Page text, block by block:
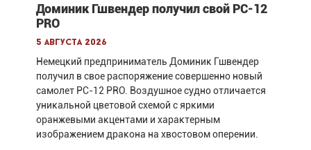
Доминик Гшвендер получил свой PC-12
PRO
5 августа 2026
Немецкий предприниматель Доминик Гшвендер
получил в свое распоряжение совершенно новый
самолет PC-12 PRO. Воздушное судно отличается
уникальной цветовой схемой с яркими
оранжевыми акцентами и характерным
изображением дракона на хвостовом оперении.